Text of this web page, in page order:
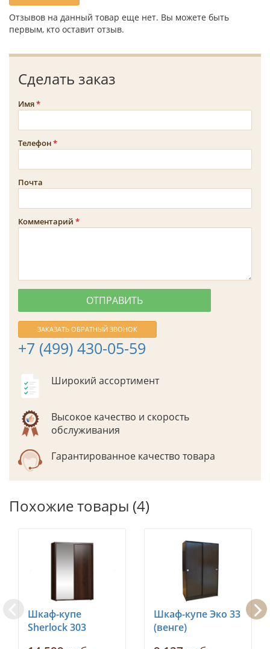
Отзывов на данный товар еще нет. Вы можете быть
первым, кто оставит отзыв.
Сделать заказ
Имя
Телефон
Почта
Комментарий
ЗАКАЗАТЬ ОБРАТНЫЙ ЗВОНОК
+7 (499) 430-05-59
Широкий ассортимент
Высокое качество и скорость
обслуживания
Гарантированное качество товара
Похожие товары (4)
Шкаф-купе
Sherlock 303
Шкаф-купе Эко 33
(венге)